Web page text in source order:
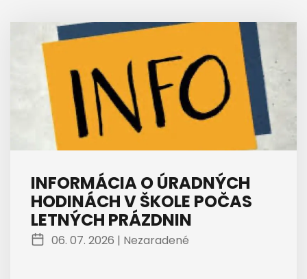
INFORMÁCIA O ÚRADNÝCH
HODINÁCH V ŠKOLE POČAS
LETNÝCH PRÁZDNIN
06. 07. 2026 | Nezaradené